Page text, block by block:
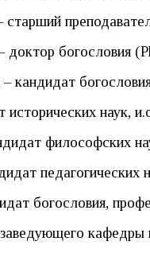
богословия
кандидат
наук,
философских
богословия,
кафедры